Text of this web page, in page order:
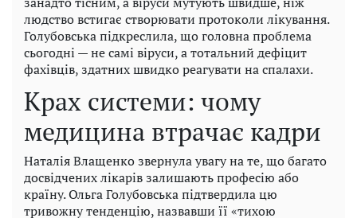
людство встигає створювати протоколи лікування.
Голубовська підкреслила, що головна проблема
сьогодні — не самі віруси, а тотальний дефіцит
фахівців, здатних швидко реагувати на спалахи.
Крах системи: чому
медицина втрачає кадри
Наталія Влащенко звернула увагу на те, що багато
досвідчених лікарів залишають професію або
країну. Ольга Голубовська підтвердила цю
тривожну тенденцію, назвавши її «тихою